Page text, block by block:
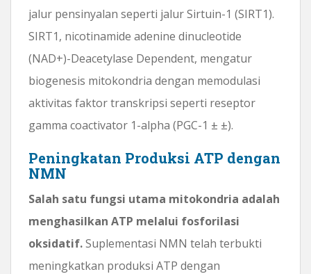
jalur pensinyalan seperti jalur Sirtuin-1 (SIRT1).
SIRT1, nicotinamide adenine dinucleotide
(NAD+)-Deacetylase Dependent, mengatur
biogenesis mitokondria dengan memodulasi
aktivitas faktor transkripsi seperti reseptor
gamma coactivator 1-alpha (PGC-1 ± ±).
Peningkatan Produksi ATP dengan
NMN
Salah satu fungsi utama mitokondria adalah
menghasilkan ATP melalui fosforilasi
oksidatif.Suplementasi NMN telah terbukti
meningkatkan produksi ATP dengan